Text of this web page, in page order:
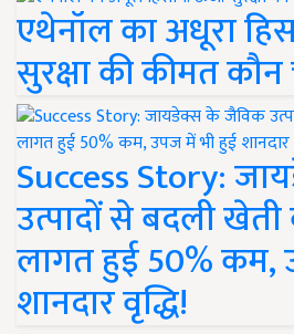
एथेनॉल का अधूरा
सुरक्षा की कीमत
Success Story:
उत्पादों से बदली खेती
लागत हुई 50% कम,
शानदार वृद्धि!